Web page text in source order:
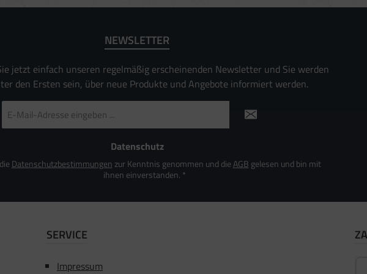
NEWSLETTER
jetzt einfach unseren regelmäßig erscheinenden Newsletter und Sie werden
den Ersten sein, über neue Produkte und Angebote informiert werden.
Mail-
Adresse
Datenschutz
Datenschutzbestimmungenzur Kenntnis genommen und dieAGB gelesen und bin mit
ihnen einverstanden. *
SERVICE
Impressum